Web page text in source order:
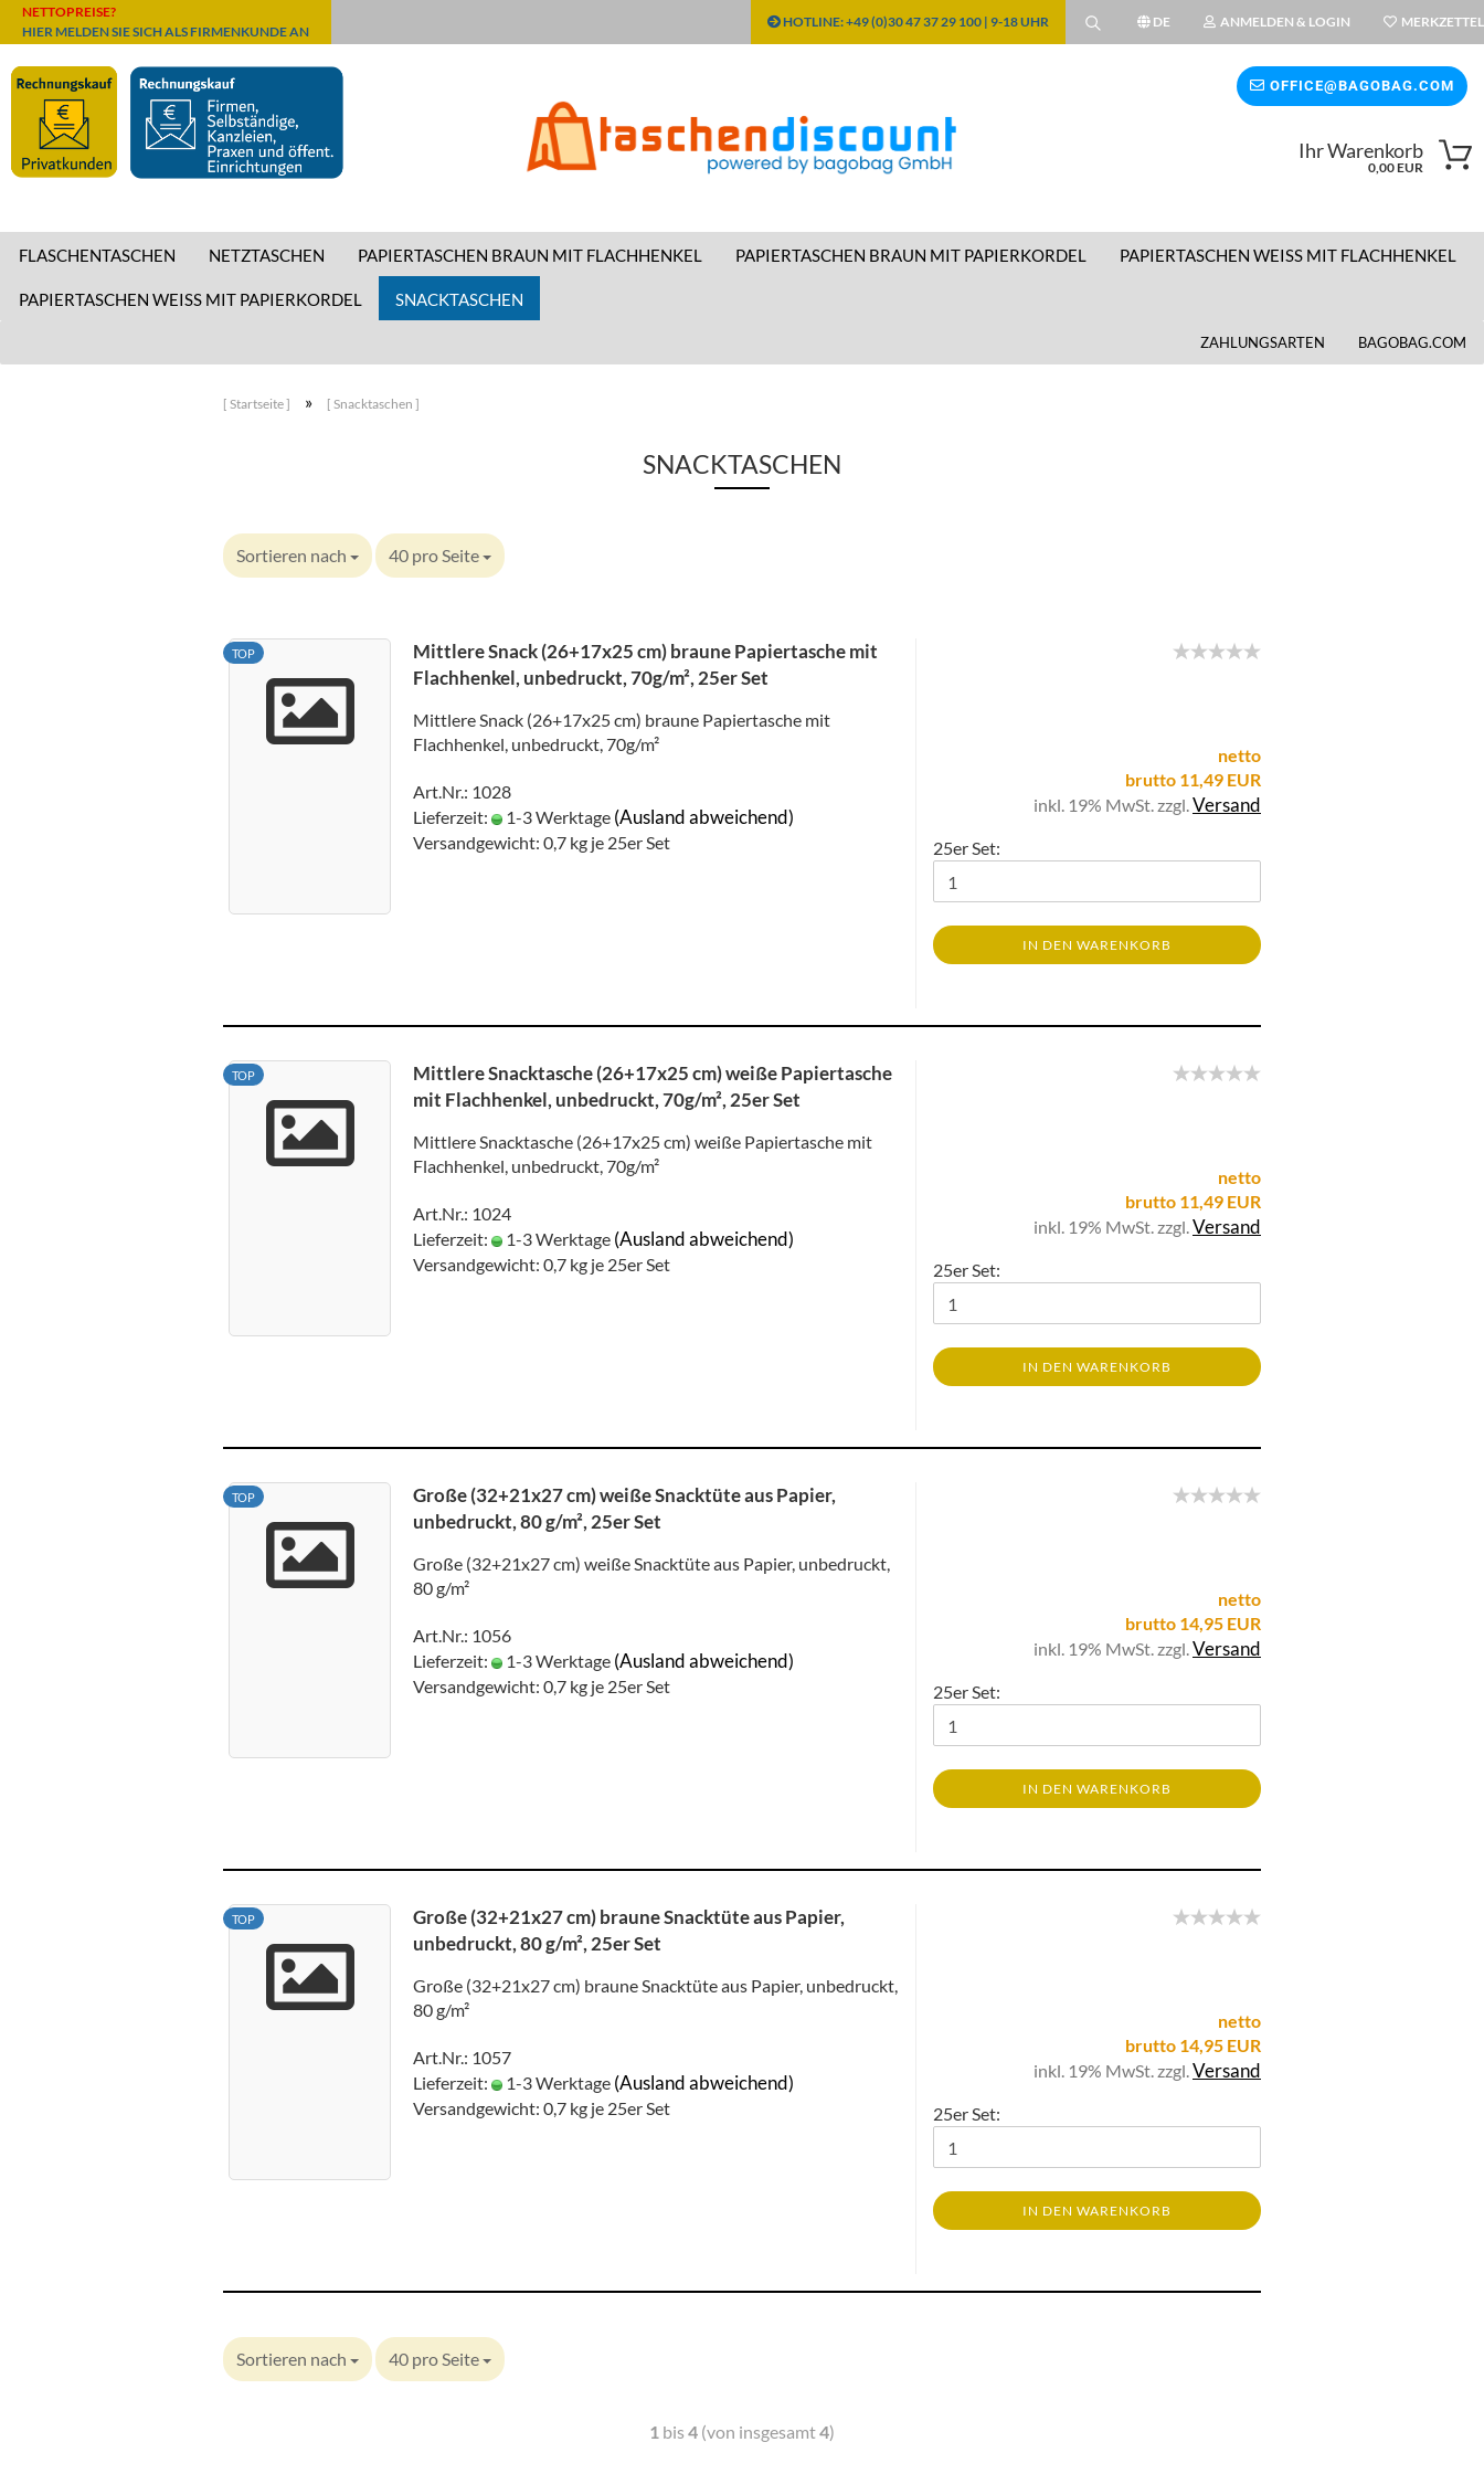
NETTOPREISE?
HIER MELDEN SIE SICH ALS FIRMENKUNDE AN
HOTLINE: +49 (0)30 47 37 29 100 | 9-18 UHR DE
Währung auswählen
Lieferland
ANMELDEN & LOGIN MERKZETTEL
OFFICE@BAGOBAG.COM
Ihr Warenkorb
0,00 EUR
FLASCHENTASCHEN NETZTASCHEN PAPIERTASCHEN BRAUN MIT FLACHHENKEL PAPIERTASCHEN BRAUN MIT PAPIERKORDEL PAPIERTASCHEN WEISS MIT FLACHHENKEL
PAPIERTASCHEN WEISS MIT PAPIERKORDEL SNACKTASCHEN
ZAHLUNGSARTEN BAGOBAG.COM
[ Startseite ] » [ Snacktaschen ]
SNACKTASCHEN
Sortieren nach 40 pro Seite
TOP
Mittlere Snack (26+17x25 cm) braune Papiertasche mit
Flachhenkel, unbedruckt, 70g/m², 25er Set
Mittlere Snack (26+17x25 cm) braune Papiertasche mit
Flachhenkel, unbedruckt, 70g/m²
Art.Nr.: 1028
Lieferzeit:
1-3 Werktage (Ausland abweichend)
Versandgewicht: 0,7 kg je 25er Set
netto
brutto 11,49 EUR
inkl. 19% MwSt. zzgl.Versand
25er Set:
IN DEN WARENKORB
TOP
Mittlere Snacktasche (26+17x25 cm) weiße Papiertasche
mit Flachhenkel, unbedruckt, 70g/m², 25er Set
Mittlere Snacktasche (26+17x25 cm) weiße Papiertasche mit
Flachhenkel, unbedruckt, 70g/m²
Art.Nr.: 1024
Lieferzeit:
1-3 Werktage (Ausland abweichend)
Versandgewicht: 0,7 kg je 25er Set
netto
brutto 11,49 EUR
inkl. 19% MwSt. zzgl.Versand
25er Set:
IN DEN WARENKORB
TOP
Große (32+21x27 cm) weiße Snacktüte aus Papier,
unbedruckt, 80 g/m², 25er Set
Große (32+21x27 cm) weiße Snacktüte aus Papier, unbedruckt,
80 g/m²
Art.Nr.: 1056
Lieferzeit:
1-3 Werktage (Ausland abweichend)
Versandgewicht: 0,7 kg je 25er Set
netto
brutto 14,95 EUR
inkl. 19% MwSt. zzgl.Versand
25er Set:
IN DEN WARENKORB
TOP
Große (32+21x27 cm) braune Snacktüte aus Papier,
unbedruckt, 80 g/m², 25er Set
Große (32+21x27 cm) braune Snacktüte aus Papier, unbedruckt,
80 g/m²
Art.Nr.: 1057
Lieferzeit:
1-3 Werktage (Ausland abweichend)
Versandgewicht: 0,7 kg je 25er Set
netto
brutto 14,95 EUR
inkl. 19% MwSt. zzgl.Versand
25er Set:
IN DEN WARENKORB
Sortieren nach 40 pro Seite
1 bis 4 (von insgesamt4)